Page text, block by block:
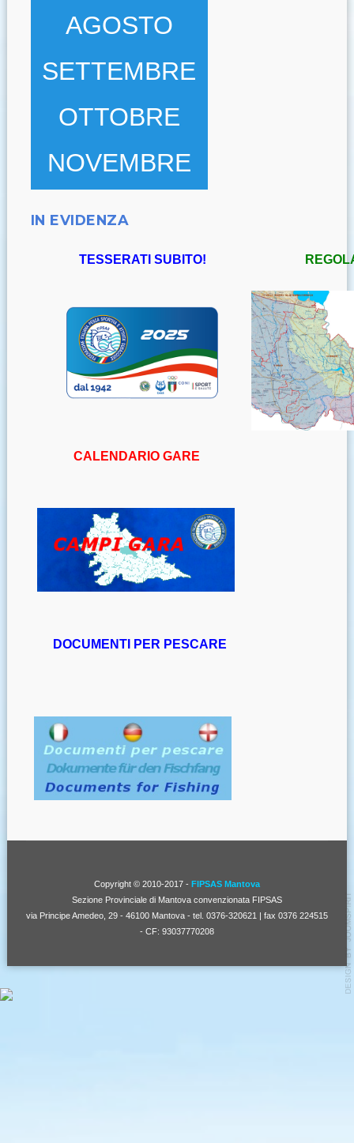
AGOSTO
SETTEMBRE
OTTOBRE
NOVEMBRE
IN EVIDENZA
TESSERATI SUBITO!
CALENDARIO GARE
DOCUMENTI PER PESCARE
Copyright © 2010-2017 - FIPSAS Mantova
Sezione Provinciale di Mantova convenzionata FIPSAS
via Principe Amedeo, 29 - 46100 Mantova - tel. 0376-320621 | fax 0376 224515
- CF: 93037770208